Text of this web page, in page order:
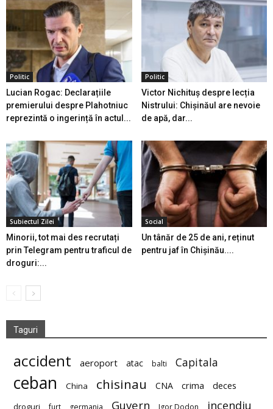
Politic
Lucian Rogac: Declarațiile
premierului despre Plahotniuc
reprezintă o ingerință în actul...
Politic
Victor Nichituș despre lecția
Nistrului: Chișinăul are nevoie
de apă, dar...
Subiectul Zilei
Minorii, tot mai des recrutați
prin Telegram pentru traficul de
droguri:...
Social
Un tânăr de 25 de ani, reținut
pentru jaf în Chișinău....
Taguri
accident aeroport atac balti Capitala
ceban China chisinau CNA crima deces
droguri furt germania Guvern Igor Dodon incendiu